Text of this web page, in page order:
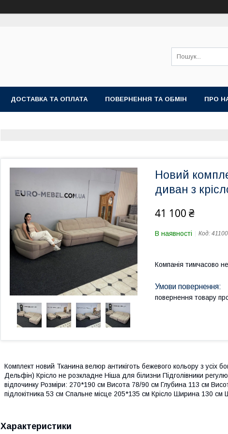
ДОСТАВКА ТА ОПЛАТА ПОВЕРНЕННЯ ТА ОБМІН ПРО
Новий
диван з
41 100 ₴
В наявності Код: 41100
Компанія тимчасово
повернення товару
Комплект новий Тканина велюр антикіготь бежевого кольору з усіх
Дельфін) Крісло не розкладне Ніша для білизни Підголівники
відпочинку Розміри: 270*190 см Висота 78/90 см Глубина 113 см
підлокітника 53 см Спальне місце 205*135 см Крісло Ширина 130
Характеристики